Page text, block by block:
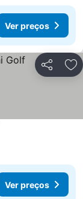
Ver preços
Partilhar
Ver preços